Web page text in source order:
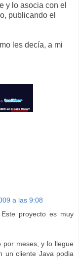
y lo asocia con el
publicando el
les decía, a mi
a las 9:08
proyecto es muy
por meses, y lo llegue
un cliente Java podia